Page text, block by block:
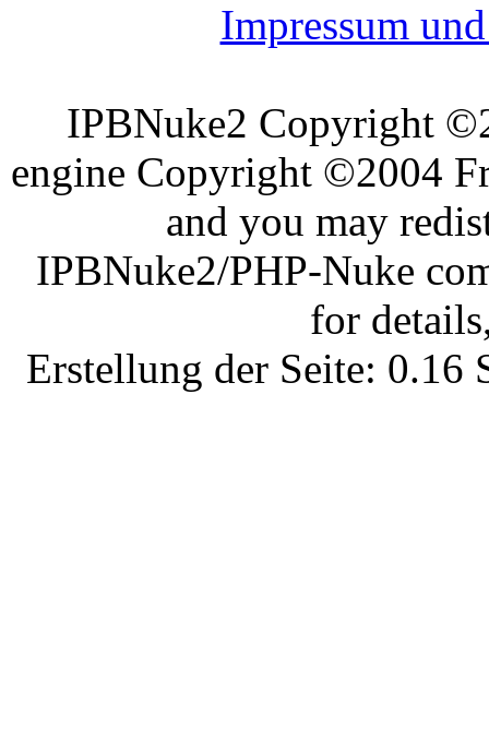
Impressum
IPBNuke2 Copyright
engine Copyright ©2004
and you may
IPBNuke2/PHP-Nuke
for
Erstellung der Seite: 0.16